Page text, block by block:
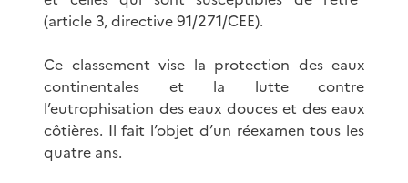
(article 3, directive 91/271/CEE).
Ce classement vise la protection des eaux
continentales et la lutte contre
l’eutrophisation des eaux douces et des eaux
côtières. Il fait l’objet d’un réexamen tous les
quatre ans.